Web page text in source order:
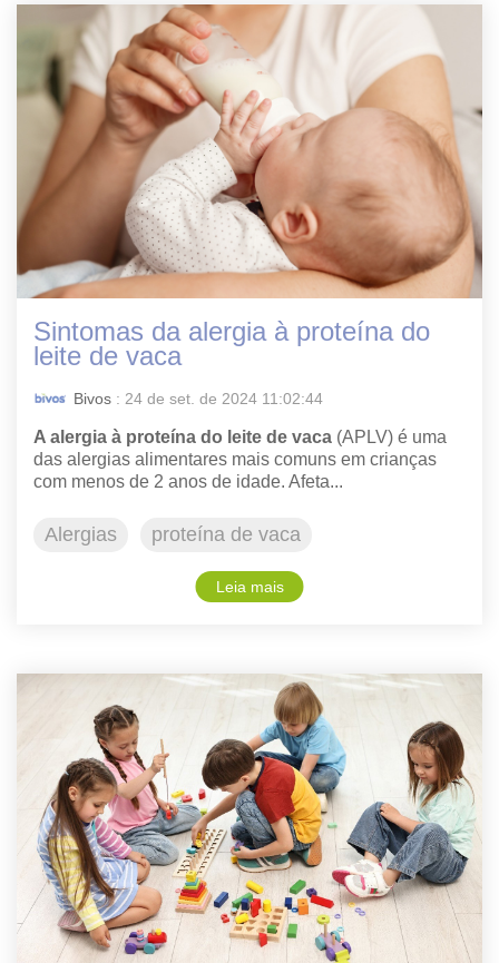
Sintomas da alergia à proteína do
leite de vaca
Bivos : 24 de set. de 2024 11:02:44
A alergia à proteína do leite de vaca (APLV) é uma
das alergias alimentares mais comuns em crianças
com menos de 2 anos de idade. Afeta...
Alergias proteína de vaca
Leia mais